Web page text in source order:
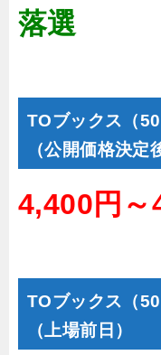
落選
TOブックス（
（公開価格決定
4,400円～
TOブックス（
（上場前日）